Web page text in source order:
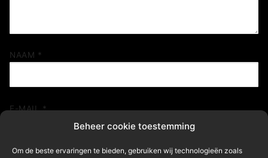
Beheer cookie toestemming
Om de beste ervaringen te bieden, gebruiken wij technologieën zoals
NAAM *
E-MAIL*